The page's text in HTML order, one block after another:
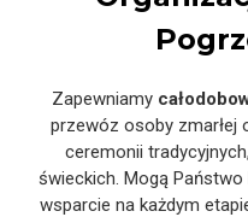
Zapewniamy
przewóz osoby zmarłej
ceremonii
świeckich. Mogą
wsparcie na każdym